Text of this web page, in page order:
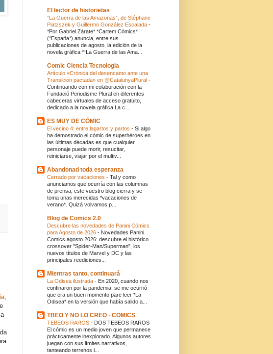
El lector de historietas
“La Guerra de las Amazonas”, de Stéphane
Piatzszek y Guillermo González Escalada -
*Por Gabriel Zárate* *Cartem Cómics*
(*España*) anuncia, entre sus
publicaciones de agosto, la edición de la
novela gráfica *“La Guerra de las Ama...
Comic Ciencia Tecnologia
Artículo «Crónica del desencanto ante una
Transición pactada» en @CatalunyaPlural -
Continuando con mi colaboración con la
Fundació Periodisme Plural en diferentes
cabeceras virtuales de acceso gratuito,
dedicado a la novela gráfica La c...
ES MUY DE CÓMIC
El vecino 4: entre lagartos y partos - Si algo
ha demostrado el cómic de superhéroes en
las últimas décadas es que cualquier
personaje puede morir, resucitar,
reiniciarse, viajar por el multiv...
Abandonad toda esperanza
Cerrado por vacaciones - Tal y como
anunciamos que ocurría con las columnas
de prensa, este vuestro blog cierra y se
toma unas merecidas *vacaciones de
verano*. Quizá volvamos p...
Blog de Comics 2.0
Descubre las novedades de Panini Cómics
para Agosto de 2026 - Novedades Panini
Comics agosto 2026: descubre el histórico
crossover "Spider-Man/Superman", los
nuevos títulos de Marvel y DC y las
principales reediciones...
Mientras tanto, continuará
La Odisea ilustrada - En 2020, cuando nos
confinaron por la pandemia, se me ocurrió
que era un buen momento pare leer *La
Odisea* en la versión que había salido a...
TBEO Y NO LO CREO · COMICS
TEBEOS RAROS - DOS TEBEOS RAROS
El cómic es un medio joven que permanece
prácticamente inexplorado. Algunos autores
juegan con sus límites narrativos,
tanteando terrenos i...